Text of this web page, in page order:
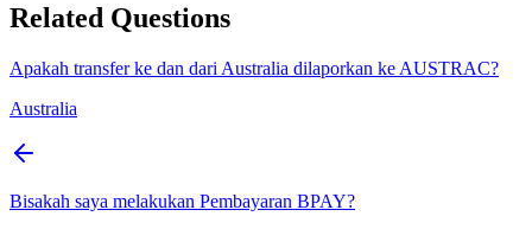
Related Questions
Apakah transfer ke dan dari Australia dilaporkan ke AUSTRAC?
Australia
Bisakah saya melakukan Pembayaran BPAY?